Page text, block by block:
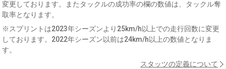
変更しております。またタックルの成功率の欄の数値は、タックル奪
取率となります。
※スプリントは2023年シーズンより25km/h以上での走行回数に変更
しております。2022年シーズン以前は24km/h以上の数値となりま
す。
スタッツの定義について